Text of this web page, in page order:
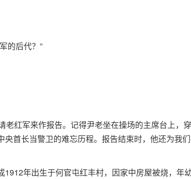
的后代？”
红军来作报告。记得尹老坐在操场的主席台上，
首长当警卫的难忘历程。报告结束时，他还为我
年出生于何官屯红丰村，因家中房屋被烧，年